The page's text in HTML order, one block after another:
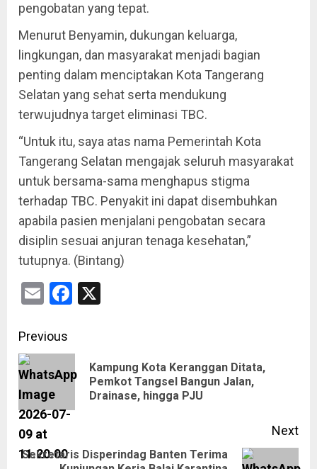
pengobatan yang tepat.
Menurut Benyamin, dukungan keluarga,
lingkungan, dan masyarakat menjadi bagian
penting dalam menciptakan Kota Tangerang
Selatan yang sehat serta mendukung
terwujudnya target eliminasi TBC.
“Untuk itu, saya atas nama Pemerintah Kota
Tangerang Selatan mengajak seluruh masyarakat
untuk bersama-sama menghapus stigma
terhadap TBC. Penyakit ini dapat disembuhkan
apabila pasien menjalani pengobatan secara
disiplin sesuai anjuran tenaga kesehatan,”
tutupnya. (Bintang)
EmailFacebook
Previous
Kampung Kota Keranggan Ditata,
Pemkot Tangsel Bangun Jalan,
Drainase, hingga PJU
Next
Sekretaris Disperindag Banten Terima